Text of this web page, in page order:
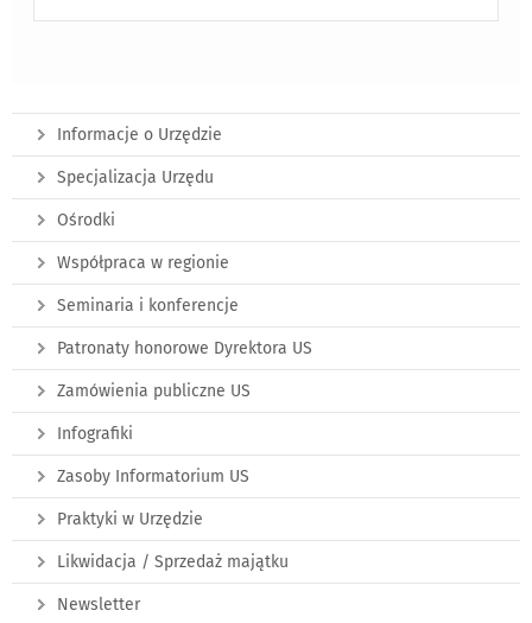
Informacje o Urzędzie
Specjalizacja Urzędu
Ośrodki
Współpraca w regionie
Seminaria i konferencje
Patronaty honorowe Dyrektora US
Zamówienia publiczne US
Infografiki
Zasoby Informatorium US
Praktyki w Urzędzie
Likwidacja / Sprzedaż majątku
Newsletter